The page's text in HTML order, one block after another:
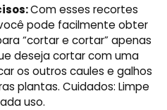
Com esses recortes
pode facilmente obter
“cortar e cortar” apenas
deseja cortar com uma
os outros caules e galhos
plantas. Cuidados: Limpe
uso.